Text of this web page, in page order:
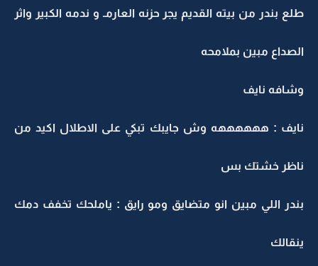
طلع بندر من بيته القديم يجر حزنه العارمـ و ندمه الكبير واثر
الصداع مبين بملامحه
وشافه نايف
نايف : ههههههه وش جايبك تبكي على الاطلال اكيد من
ناظر خشتك بس
بندر اللي مبين انو متضايق ومو رايق : ياملحك تخفف دمك
ينقالك